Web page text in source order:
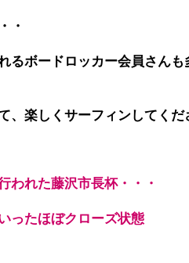
・
るボードロッカー会員さんも
、楽しくサーフィンしてくだ
われた藤沢市長杯・・・
ったほぼクローズ状態